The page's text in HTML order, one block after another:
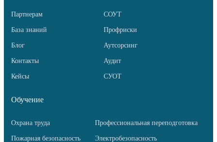
Партнерам
База знаний
Блог
Контакты
Кейсы
СОУТ
Профриски
Аутсорсинг
Аудит
СУОТ
Обучение
Охрана труда Профессиональная переподготовка
Пожарная безопасность Электробезопасность